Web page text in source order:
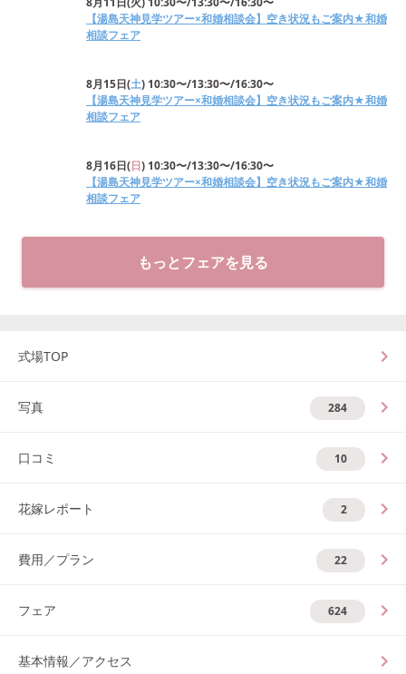
【湯島天神見学ツアー×和婚相談会】空き状況もご案内★和婚
相談フェア
8月15日(土) 10:30〜/13:30〜/16:30〜
【湯島天神見学ツアー×和婚相談会】空き状況もご案内★和婚
相談フェア
8月16日(日) 10:30〜/13:30〜/16:30〜
【湯島天神見学ツアー×和婚相談会】空き状況もご案内★和婚
相談フェア
もっとフェアを見る
式場TOP
写真 284
口コミ 10
花嫁レポート 2
費用／プラン 22
フェア 624
基本情報／アクセス